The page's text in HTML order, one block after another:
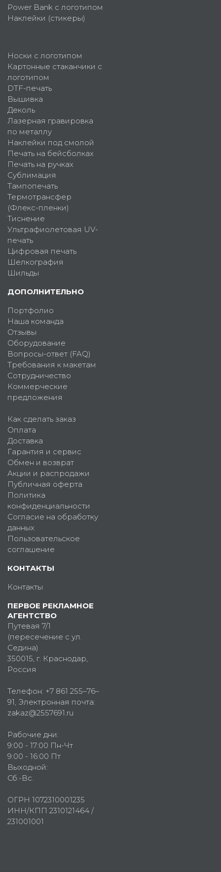
Power Bank с логотипом
Наклейки (стикеры)
Носки с логотипом
Картонные стаканчики с
логотипом
DTF-печать
Вышивка
Деколь
Лазерная гравировка
по металлу
Наклейки под смолой
Печать на бейсболках
Печать на ручках
Сублимация
Тампопечать
Термотрансфер
(Флекс-пленки)
Тиснение
Ультрафиолетовая UV-
печать
Цифровая печать
Шелкография
Шильды
ДОПОЛНИТЕЛЬНО
Портфолио
Наша команда
Отзывы
Оборудование
Вопросы-ответ (FAQ)
Требования к макетам
Сотрудничество
Коммерческие
предложения
Как сделать заказ
Оплата
Доставка
Гарантия и сервис
Обмен и возврат
Акции и распродажи
Публичная оферта
Политика
конфиденциальности
Согласие на обработку
данных
Пользовательское
соглашение
КОНТАКТЫ
Контакты
ПЕРВОЕ РЕКЛАМНОЕ
АГЕНТСТВО
Путевая 7/1
(пересечение с ул.
Седина)
350015, г. Краснодар,
Россия
Телефон: +7 861 255–76–
91, Электронная почта:
zakaz@2557691.ru
Рабочие дни:
9:00 - 17:00 Пн-Чт
9:00 - 16:00 Пт
Выходной:
Сб.-Вс.
ОГРН 1072310001235
ИНН/КПП 2310121464 /
231001001